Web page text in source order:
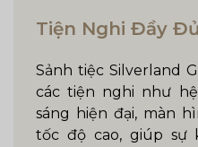
Tiện Nghi Đầy Đủ
Sảnh tiệc Silverland
các tiện nghi như
sáng hiện đại, màn
tốc độ cao, giúp sự